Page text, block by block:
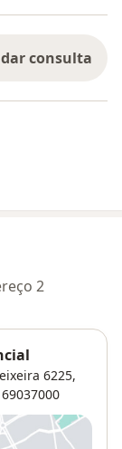
consulta
2
6225,
69037000